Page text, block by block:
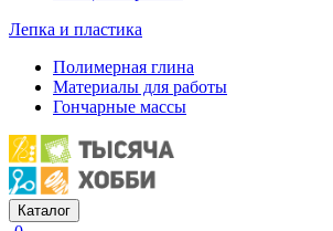
Лепка и пластика
Полимерная глина
Материалы для работы
Гончарные массы
Каталог